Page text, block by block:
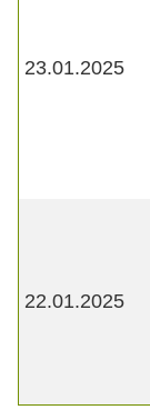
23.01.2025
22.01.2025